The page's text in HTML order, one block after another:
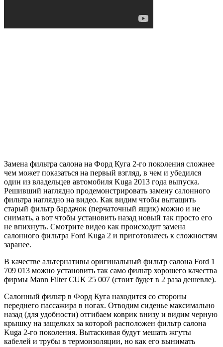
Замена фильтра салона на Форд Куга 2-го поколения сложнее
чем может показаться на первый взгляд, в чем и убедился
один из владельцев автомобиля Kuga 2013 года выпуска.
Решивший наглядно продемонстрировать замену салонного
фильтра наглядно на видео. Как видим чтобы вытащить
старый фильтр бардачок (перчаточный ящик) можно и не
снимать, а вот чтобы установить назад новый так просто его
не впихнуть. Смотрите видео как происходит замена
салонного фильтра Ford Kuga 2 и приготовьтесь к сложностям
заранее.
В качестве альтернативы оригинальный фильтр салона Ford 1
709 013 можно установить так само фильтр хорошего качества
фирмы Mann Filter CUK 25 007 (стоит будет в 2 раза дешевле).
Салонный фильтр в Форд Куга находится со стороны
переднего пассажира в ногах. Отводим сиденье максимально
назад (для удобности) отгибаем коврик внизу и видим черную
крышку на защелках за которой расположен фильтр салона
Kuga 2-го поколения. Вытаскивая будут мешать жгуты
кабелей и трубы в термоизоляции, но как его вынимать